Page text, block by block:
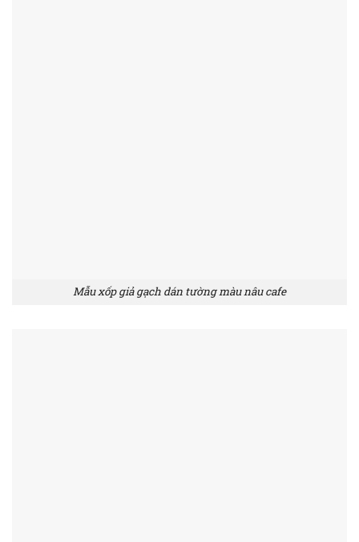
Mẫu xốp giả gạch dán tường màu nâu cafe